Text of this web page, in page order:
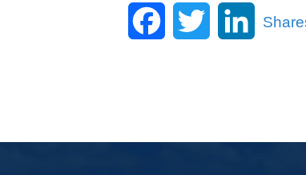
FacebookTwitter